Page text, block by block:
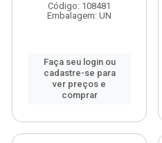
Código: 108481
Embalagem: UN
Faça seu login ou
cadastre-se para
ver preços e
comprar